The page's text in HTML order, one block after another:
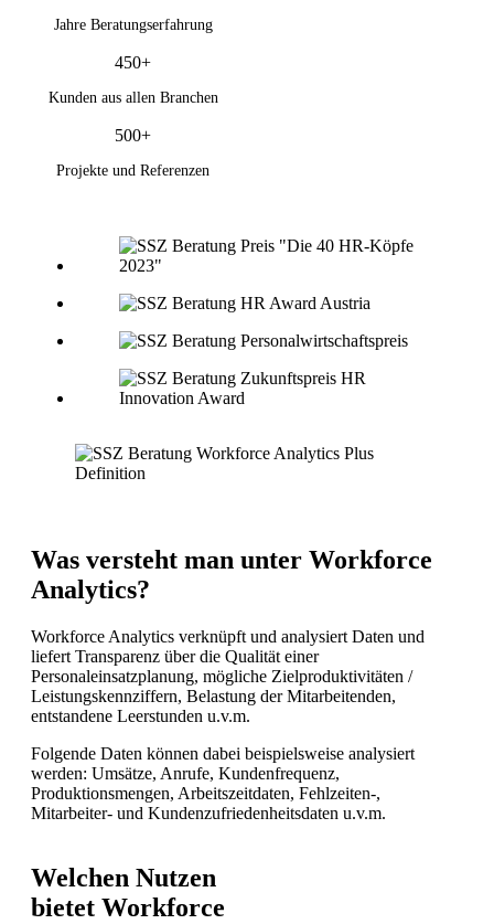
Jahre Beratungserfahrung
450+
Kunden aus allen Branchen
500+
Projekte und Referenzen
Was versteht man unter Workforce
Analytics?
Workforce Analytics verknüpft und analysiert Daten und
liefert Transparenz über die Qualität einer
Personaleinsatzplanung, mögliche Zielproduktivitäten /
Leistungskennziffern, Belastung der Mitarbeitenden,
entstandene Leerstunden u.v.m.
Folgende Daten können dabei beispielsweise analysiert
werden: Umsätze, Anrufe, Kundenfrequenz,
Produktionsmengen, Arbeitszeitdaten, Fehlzeiten-,
Mitarbeiter- und Kundenzufriedenheitsdaten u.v.m.
Welchen Nutzen
bietet Workforce